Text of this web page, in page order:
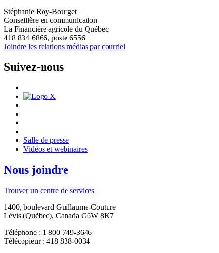
Stéphanie Roy-Bourget
Conseillère en communication
La Financière agricole du Québec
418 834-6866, poste 6556
Joindre les relations médias par courriel
Suivez-nous
Salle de presse
Vidéos et webinaires
Nous joindre
Trouver un centre de services
1400, boulevard Guillaume-Couture
Lévis (Québec), Canada G6W 8K7
Téléphone : 1 800 749-3646
Télécopieur : 418 838-0034